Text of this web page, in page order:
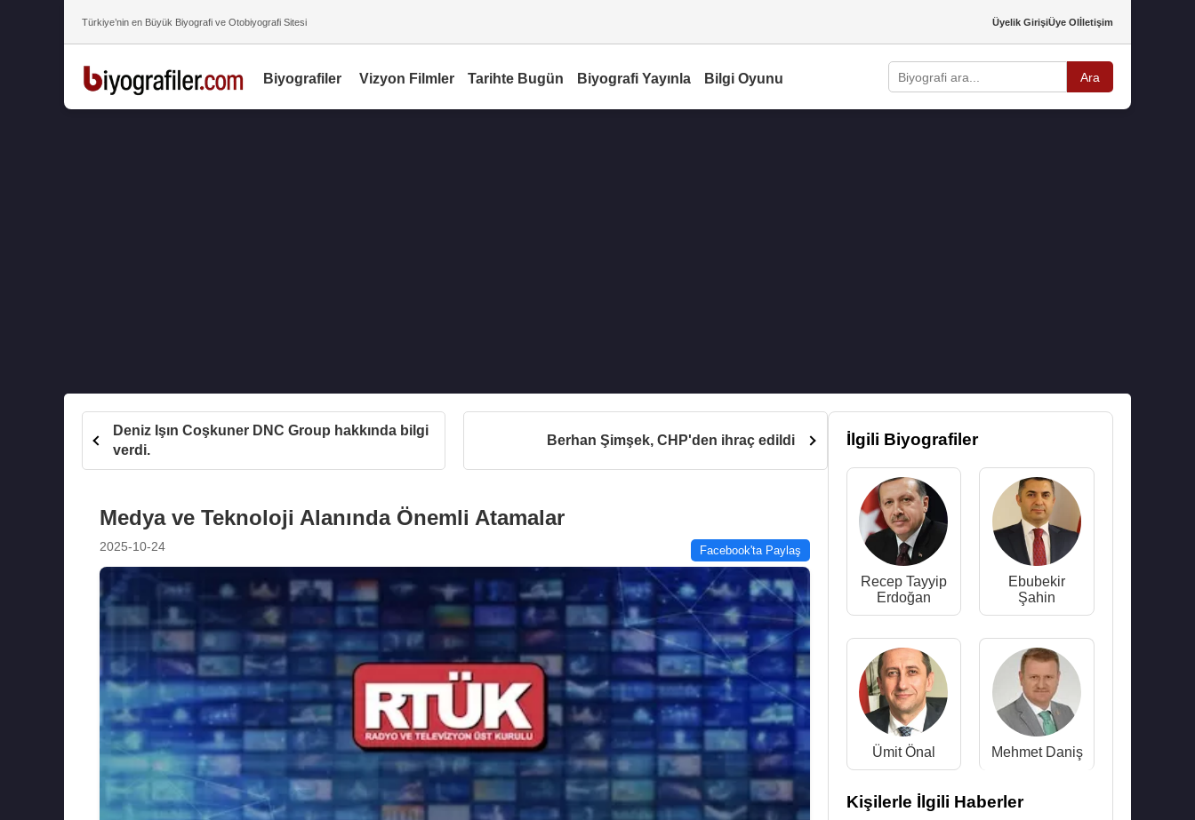
Türkiye’nin en Büyük Biyografi ve Otobiyografi Sitesi Üyelik GirişiÜye Olİletişim
Biyografiler Vizyon Filmler Tarihte Bugün Biyografi Yayınla Bilgi Oyunu Ara
Deniz Işın Coşkuner DNC Group hakkında bilgi
verdi.
Berhan Şimşek, CHP'den ihraç edildi
Medya ve Teknoloji Alanında Önemli Atamalar
2025-10-24 Facebook'ta Paylaş
İlgili Biyografiler
Recep Tayyip
Erdoğan
Ebubekir
Şahin
Ümit Önal Mehmet Daniş
Kişilerle İlgili Haberler